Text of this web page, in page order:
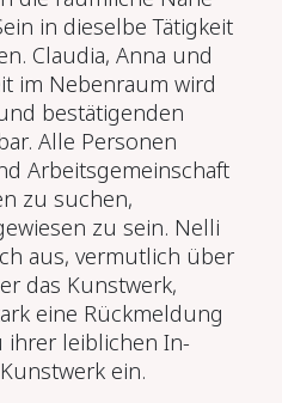
in dieselbe Tätigkeit
Claudia, Anna und
im Nebenraum wird
bestätigenden
Alle Personen
Arbeitsgemeinschaft
zu suchen,
zu sein. Nelli
aus, vermutlich über
das Kunstwerk,
eine Rückmeldung
ihrer leiblichen In-
ein.